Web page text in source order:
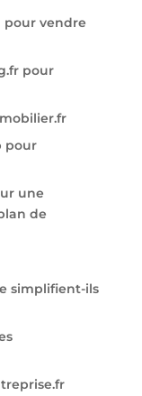
pour vendre
pour
pour
une
de
simplifient-ils